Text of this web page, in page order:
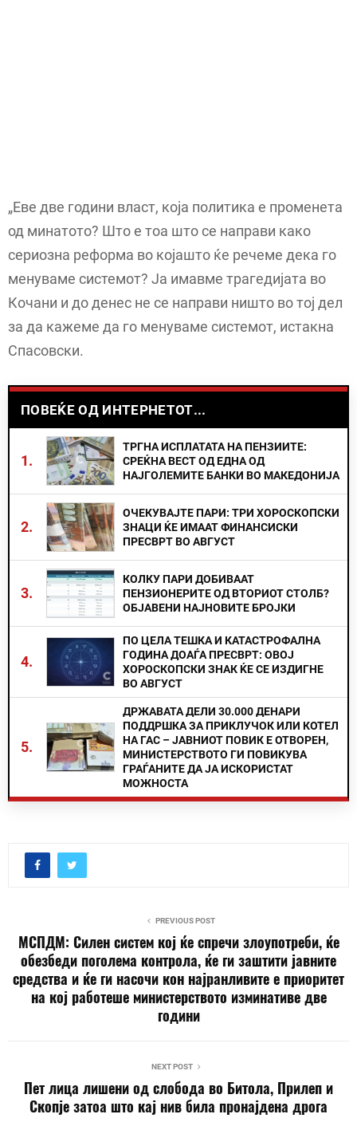
„Еве две години власт, која политика е променета
од минатото? Што е тоа што се направи како
сериозна реформа во којашто ќе речеме дека го
менуваме системот? Ја имавме трагедијата во
Кочани и до денес не се направи ништо во тој дел
за да кажеме да го менуваме системот, истакна
Спасовски.
ПОВЕЌЕ ОД ИНТЕРНЕТОТ...
1.
ТРГНА ИСПЛАТАТА НА ПЕНЗИИТЕ:
СРЕЌНА ВЕСТ ОД ЕДНА ОД
НАЈГОЛЕМИТЕ БАНКИ ВО МАКЕДОНИЈА
2.
ОЧЕКУВАЈТЕ ПАРИ: ТРИ ХОРОСКОПСКИ
ЗНАЦИ ЌЕ ИМААТ ФИНАНСИСКИ
ПРЕСВРТ ВО АВГУСТ
3.
КОЛКУ ПАРИ ДОБИВААТ
ПЕНЗИОНЕРИТЕ ОД ВТОРИОТ СТОЛБ?
ОБЈАВЕНИ НАЈНОВИТЕ БРОЈКИ
4.
ПО ЦЕЛА ТЕШКА И КАТАСТРОФАЛНА
ГОДИНА ДОАЃА ПРЕСВРТ: ОВОЈ
ХОРОСКОПСКИ ЗНАК ЌЕ СЕ ИЗДИГНЕ
ВО АВГУСТ
5.
ДРЖАВАТА ДЕЛИ 30.000 ДЕНАРИ
ПОДДРШКА ЗА ПРИКЛУЧОК ИЛИ КОТЕЛ
НА ГАС – ЈАВНИОТ ПОВИК Е ОТВОРЕН,
МИНИСТЕРСТВОТО ГИ ПОВИКУВА
ГРАЃАНИТЕ ДА ЈА ИСКОРИСТАТ
МОЖНОСТА
PREVIOUS POST
МСПДМ: Силен систем кој ќе спречи злоупотреби, ќе
обезбеди поголема контрола, ќе ги заштити јавните
средства и ќе ги насочи кон најранливите е приоритет
на кој работеше министерството изминативе две
години
NEXT POST
Пет лица лишени од слобода во Битола, Прилеп и
Скопје затоа што кај нив била пронајдена дрога